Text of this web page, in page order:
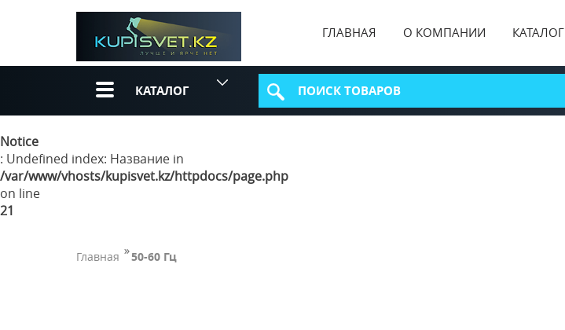
Notice
: Undefined index: Название in
/var/www/vhosts/kupisvet.kz/httpdocs/page.php
on line
21
ГЛАВНАЯ О КОМПАНИИ КАТАЛОГ
КАТАЛОГ
Главная 50-60 Гц